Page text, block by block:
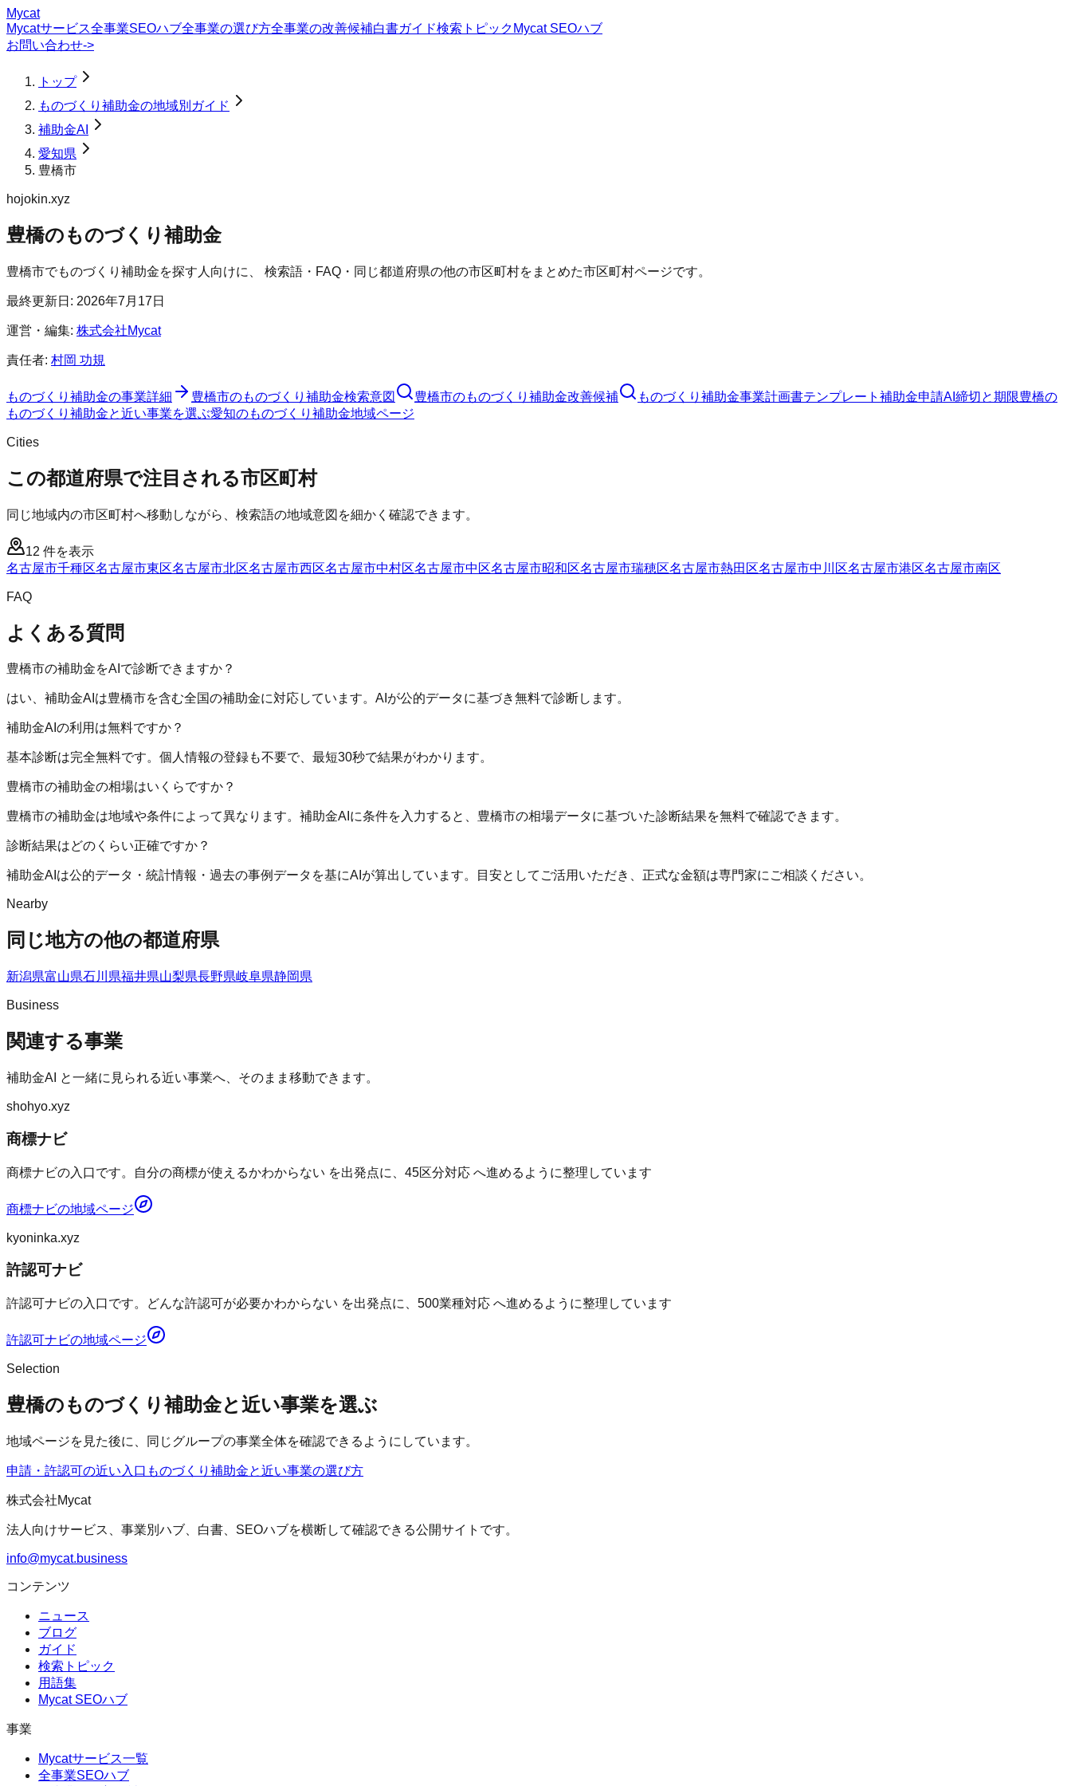
Mycat
Mycatサービス全事業SEOハブ全事業の選び方全事業の改善候補白書ガイド検索トピック Mycat SEOハブ
お問い合わせ->
トップ
ものづくり補助金の地域別ガイド
補助金AI
愛知県
豊橋市
hojokin.xyz
豊橋のものづくり補助金
豊橋市でものづくり補助金を探す人向けに、 検索語・FAQ・同じ都道府県の他の市区町村をまとめた市区町村ページです。
最終更新日: 2026年7月17日
運営・編集: 株式会社Mycat
責任者: 村岡 功規
ものづくり補助金の事業詳細 豊橋市のものづくり補助金検索意図 豊橋市のものづくり補助金改善候補 ものづくり補助金事業計画書テンプレート 補助金申請AI 締切と期限豊橋の
ものづくり補助金と近い事業を選ぶ愛知のものづくり補助金地域ページ
Cities
この都道府県で注目される市区町村
同じ地域内の市区町村へ移動しながら、検索語の地域意図を細かく確認できます。
12 件を表示
名古屋市千種区名古屋市東区名古屋市北区名古屋市西区名古屋市中村区名古屋市中区名古屋市昭和区名古屋市瑞穂区名古屋市熱田区名古屋市中川区名古屋市港区名古屋市南区
FAQ
よくある質問
豊橋市の補助金をAIで診断できますか？
はい、補助金AIは豊橋市を含む全国の補助金に対応しています。AIが公的データに基づき無料で診断します。
補助金AIの利用は無料ですか？
基本診断は完全無料です。個人情報の登録も不要で、最短30秒で結果がわかります。
豊橋市の補助金の相場はいくらですか？
豊橋市の補助金は地域や条件によって異なります。補助金AIに条件を入力すると、豊橋市の相場データに基づいた診断結果を無料で確認できます。
診断結果はどのくらい正確ですか？
補助金AIは公的データ・統計情報・過去の事例データを基にAIが算出しています。目安としてご活用いただき、正式な金額は専門家にご相談ください。
Nearby
同じ地方の他の都道府県
新潟県富山県石川県福井県山梨県長野県岐阜県静岡県
Business
関連する事業
補助金AI と一緒に見られる近い事業へ、そのまま移動できます。
shohyo.xyz
商標ナビ
商標ナビの入口です。自分の商標が使えるかわからない を出発点に、45区分対応 へ進めるように整理しています
商標ナビの地域ページ
kyoninka.xyz
許認可ナビ
許認可ナビの入口です。どんな許認可が必要かわからない を出発点に、500業種対応 へ進めるように整理しています
許認可ナビの地域ページ
Selection
豊橋のものづくり補助金と近い事業を選ぶ
地域ページを見た後に、同じグループの事業全体を確認できるようにしています。
申請・許認可の近い入口 ものづくり補助金と近い事業の選び方
株式会社Mycat
法人向けサービス、事業別ハブ、白書、SEOハブを横断して確認できる公開サイトです。
info@mycat.business
コンテンツ
ニュース
ブログ
ガイド
検索トピック
用語集
Mycat SEOハブ
事業
Mycatサービス一覧
全事業SEOハブ